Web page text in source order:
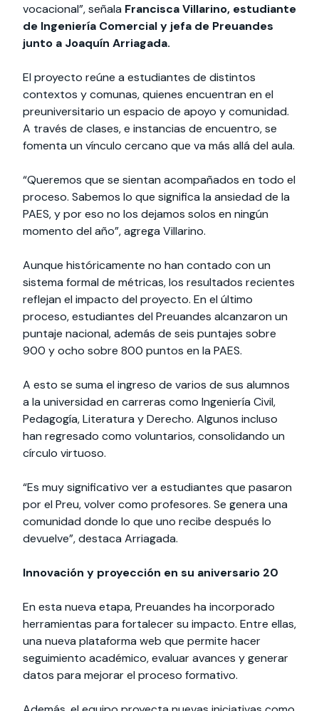
vocacional”, señala Francisca Villarino, estudiante
de Ingeniería Comercialy jefa de Preuandes
junto a Joaquín Arriagada.
El proyecto reúne a estudiantes de distintos
contextos y comunas, quienes encuentran en el
preuniversitario un espacio de apoyo y comunidad.
A través de clases, e instancias de encuentro, se
fomenta un vínculo cercano que va más allá del aula.
“Queremos que se sientan acompañados en todo el
proceso. Sabemos lo que significa la ansiedad de la
PAES, y por eso no los dejamos solos en ningún
momento del año”, agrega Villarino.
Aunque históricamente no han contado con un
sistema formal de métricas, los resultados recientes
reflejan el impacto del proyecto. En el último
proceso, estudiantes del Preuandes alcanzaron un
puntaje nacional, además de seis puntajes sobre
900 y ocho sobre 800 puntos en la PAES.
A esto se suma el ingreso de varios de sus alumnos
a la universidad en carreras como Ingeniería Civil,
Pedagogía, Literatura y Derecho. Algunos incluso
han regresado como voluntarios, consolidando un
círculo virtuoso.
“Es muy significativo ver a estudiantes que pasaron
por el Preu, volver como profesores. Se genera una
comunidad donde lo que uno recibe después lo
devuelve”, destaca Arriagada.
Innovación y proyección en su aniversario 20
En esta nueva etapa, Preuandes ha incorporado
herramientas para fortalecer su impacto. Entre ellas,
una nueva plataforma web que permite hacer
seguimiento académico, evaluar avances y generar
datos para mejorar el proceso formativo.